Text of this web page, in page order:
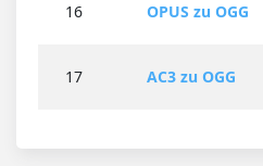
16 OPUS zu OGG
17 AC3 zu OGG